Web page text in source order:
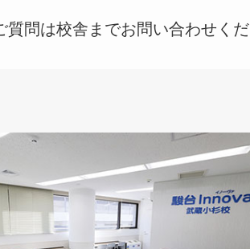
質問は校舎までお問い合わせくだ